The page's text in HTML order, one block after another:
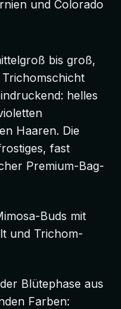
und Colorado
bis groß,
helles
Haaren. Die
fast
Premium-Bag-
Buds mit
und Trichom-
Blütephase aus
Farben: